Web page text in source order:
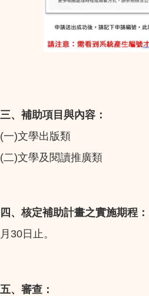
三、補助項目與內容：
(一)文學出版類
(二)文學及閱讀推廣類
四、核定補助計畫之實施期程：
月 30 日止。
五、審查：